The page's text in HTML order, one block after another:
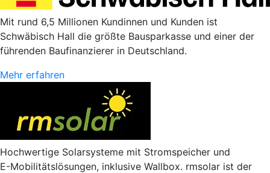
Mit rund 6,5 Millionen Kundinnen und Kunden ist
Schwäbisch Hall die größte Bausparkasse und einer der
führenden Baufinanzierer in Deutschland.
Mehr erfahren
Hochwertige Solarsysteme mit Stromspeicher und
E-Mobilitätslösungen, inklusive Wallbox. rmsolar ist der